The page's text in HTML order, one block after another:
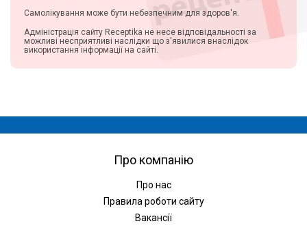
Самолікування може бути небезпечним для здоров'я.
Адміністрація сайту Receptika не несе відповідальності за
можливі несприятливі наслідки що з'явилися внаслідок
використання інформації на сайті.
Про компанію
Про нас
Правила роботи сайту
Вакансії